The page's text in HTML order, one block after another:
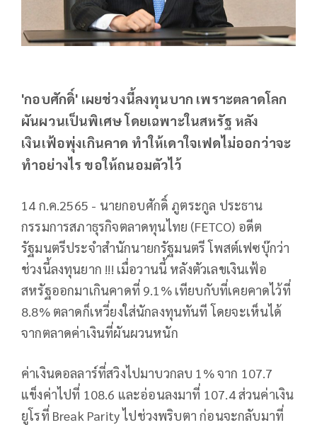
'กอบศักดิ์' เผยช่วงนี้ลงทุนบาก เพราะตลาดโลก
ผันผวนเป็นพิเศษ โดยเฉพาะในสหรัฐ หลัง
เงินเฟ้อพุ่งเกินคาด ทำให้เดาใจเฟดไม่ออกว่าจะ
ทำอย่างไร ขอให้ถนอมตัวไว้
14 ก.ค.2565 - นายกอบศักดิ์ ภูตระกูล ประธาน
กรรมการสภาธุรกิจตลาดทุนไทย (FETCO) อดีต
รัฐมนตรีประจำสำนักนายกรัฐมนตรี โพสต์เฟซบุ๊กว่า
ช่วงนี้ลงทุนยาก !!! เมื่อวานนี้ หลังตัวเลขเงินเฟ้อ
สหรัฐออกมาเกินคาดที่ 9.1% เทียบกับที่เคยคาดไว้ที่
8.8% ตลาดก็เหวี่ยงใส่นักลงทุนทันที โดยจะเห็นได้
จากตลาดค่าเงินที่ผันผวนหนัก
ค่าเงินดอลลาร์ที่สวิงไปมาบวกลบ 1% จาก 107.7
แข็งค่าไปที่ 108.6 และอ่อนลงมาที่ 107.4 ส่วนค่าเงิน
ยูโรที่ Break Parity ไปช่วงพริบตา ก่อนจะกลับมาที่